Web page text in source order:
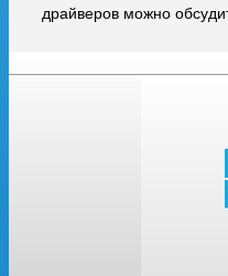
драйверов можно